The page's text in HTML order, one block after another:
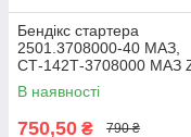
Бендікс стартера
2501.3708000-40 МАЗ,
СТ-142Т-3708000 МАЗ
В наявності
750,50 ₴ 790 ₴